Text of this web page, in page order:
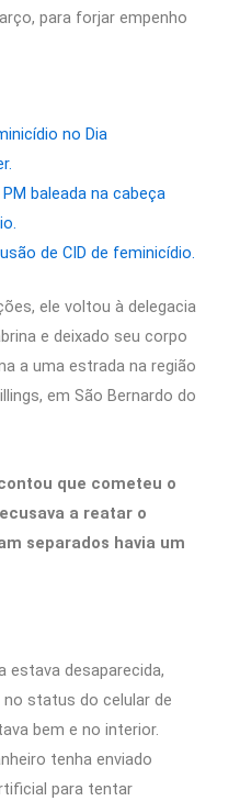
para forjar empenho
no Dia
baleada na cabeça
de CID de feminicídio.
ele voltou à delegacia
e deixado seu corpo
a uma estrada na região
em São Bernardo do
que cometeu o
a reatar o
separados havia um
estava desaparecida,
status do celular de
bem e no interior.
tenha enviado
para tentar